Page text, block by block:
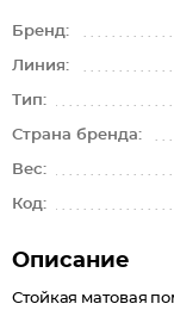
Бренд:
Линия:
Тип:
Страна бренда:
Вес:
Код:
Описание
Стойкая матовая